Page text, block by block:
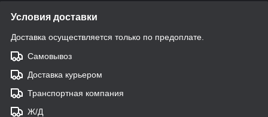
Условия доставки
Доставка осуществляется только по предоплате.
Самовывоз
Доставка курьером
Транспортная компания
Ж/Д